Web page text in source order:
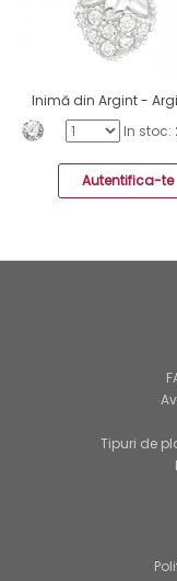
In stoc:
Autentifica-te
Tipuri de